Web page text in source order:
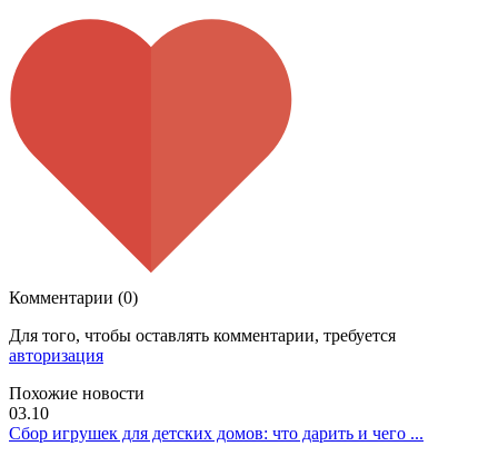
Комментарии (0)
Для того, чтобы оставлять комментарии, требуется
авторизация
Похожие новости
03.10
Сбор игрушек для детских домов: что дарить и чего ...